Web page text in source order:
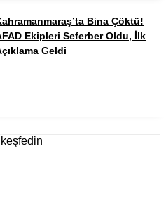
Bina Çöktü!
Ekipleri Seferber Oldu, İlk
Geldi
keşfedin